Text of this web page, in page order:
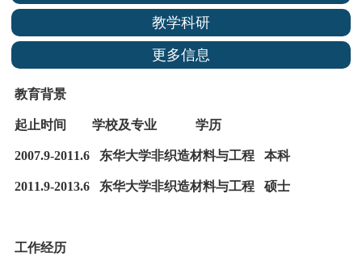
教学科研
更多信息
教育背景
起止时间 学校及专业 学历
2007.9-2011.6 东华大学非织造材料与工程 本科
2011.9-2013.6 东华大学非织造材料与工程 硕士
工作经历